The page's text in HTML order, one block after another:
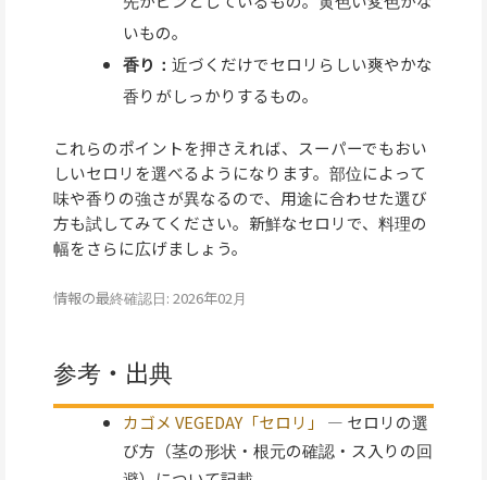
葉： 鮮やかな濃い緑色でみずみずしく、葉
先がピンとしているもの。黄色い変色がな
いもの。
香り： 近づくだけでセロリらしい爽やかな
香りがしっかりするもの。
これらのポイントを押さえれば、スーパーでもおい
しいセロリを選べるようになります。部位によって
味や香りの強さが異なるので、用途に合わせた選び
幅をさらに広げましょう。
参考・出典
カゴメ VEGEDAY「セロリ」— セロリの選